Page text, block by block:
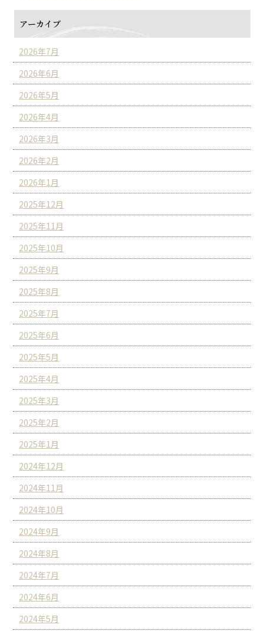
アーカイブ
2026年7月
2026年6月
2026年5月
2026年4月
2026年3月
2026年2月
2026年1月
2025年12月
2025年11月
2025年10月
2025年9月
2025年8月
2025年7月
2025年6月
2025年5月
2025年4月
2025年3月
2025年2月
2025年1月
2024年12月
2024年11月
2024年10月
2024年9月
2024年8月
2024年7月
2024年6月
2024年5月